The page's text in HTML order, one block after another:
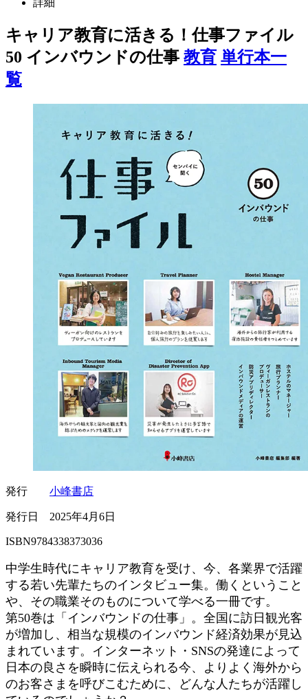
キャリア教育に活きる！仕事ファイル
50 インバウンドの仕事 教育 単行本一
覧
発行 小峰書店
発行日 2025年4月6日
ISBN9784338373036
中学生時代にキャリア教育を受け、今、各業界で活躍
する若い先輩たちのインタビュー集。働くということ
や、その職業そのものについて学べる一冊です。
第50巻は「インバウンドの仕事」。全国に訪日観光客
が増加し、相当な規模のインバウンド経済効果が見込
まれています。インターネット・SNSの発達によって
日本の良さを瞬時に伝えられる今、よりよく海外から
のお客さまを呼びこむために、どんな人たちが活躍し